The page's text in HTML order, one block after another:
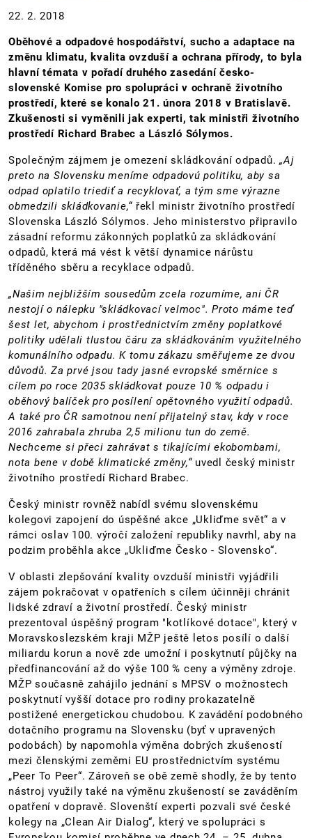
22. 2. 2018
Oběhové a odpadové hospodářství, sucho a adaptace na
změnu klimatu, kvalita ovzduší a ochrana přírody, to byla
hlavní témata v pořadí druhého zasedání česko-
slovenské Komise pro spolupráci v ochraně životního
prostředí, které se konalo 21. února 2018 v Bratislavě.
Zkušenosti si vyměnili jak experti, tak ministři životního
prostředí Richard Brabec a László Sólymos.
Společným zájmem je omezení skládkování odpadů. „Aj
preto na Slovensku meníme odpadovú politiku, aby sa
odpad oplatilo triediť a recyklovať, a tým sme výrazne
obmedzili skládkovanie,“ řekl ministr životního prostředí
Slovenska László Sólymos. Jeho ministerstvo připravilo
zásadní reformu zákonných poplatků za skládkování
odpadů, která má vést k větší dynamice nárůstu
tříděného sběru a recyklace odpadů.
„Našim nejbližším sousedům zcela rozumíme, ani ČR
nestojí o nálepku "skládkovací velmoc". Proto máme teď
šest let, abychom i prostřednictvím změny poplatkové
politiky udělali tlustou čáru za skládkováním využitelného
komunálního odpadu. K tomu zákazu směřujeme ze dvou
důvodů. Za prvé jsou tady jasné evropské směrnice s
cílem po roce 2035 skládkovat pouze 10 % odpadu i
oběhový balíček pro posílení opětovného využití odpadů.
A také pro ČR samotnou není přijatelný stav, kdy v roce
2016 zahrabala zhruba 2,5 milionu tun do země.
Nechceme si přeci zahrávat s tikajícími ekobombami,
nota bene v době klimatické změny,“uvedl český ministr
životního prostředí Richard Brabec.
Český ministr rovněž nabídl svému slovenskému
kolegovi zapojení do úspěšné akce „Ukliďme svět“ a v
rámci oslav 100. výročí založení republiky navrhl, aby na
podzim proběhla akce „Ukliďme Česko - Slovensko“.
V oblasti zlepšování kvality ovzduší ministři vyjádřili
zájem pokračovat v opatřeních s cílem účinněji chránit
lidské zdraví a životní prostředí. Český ministr
prezentoval úspěšný program "kotlíkové dotace", který v
Moravskoslezském kraji MŽP ještě letos posílí o další
miliardu korun a nově zde umožní i poskytnutí půjčky na
předfinancování až do výše 100 % ceny a výměny zdroje.
MŽP současně zahájilo jednání s MPSV o možnostech
poskytnutí vyšší dotace pro rodiny prokazatelně
postižené energetickou chudobou. K zavádění podobného
dotačního programu na Slovensku (byť v upravených
podobách) by napomohla výměna dobrých zkušeností
mezi členskými zeměmi EU prostřednictvím systému
„Peer To Peer“. Zároveň se obě země shodly, že by tento
nástroj využily také na výměnu zkušeností se zaváděním
opatření v dopravě. Slovenští experti pozvali své české
kolegy na „Clean Air Dialog“, který ve spolupráci s